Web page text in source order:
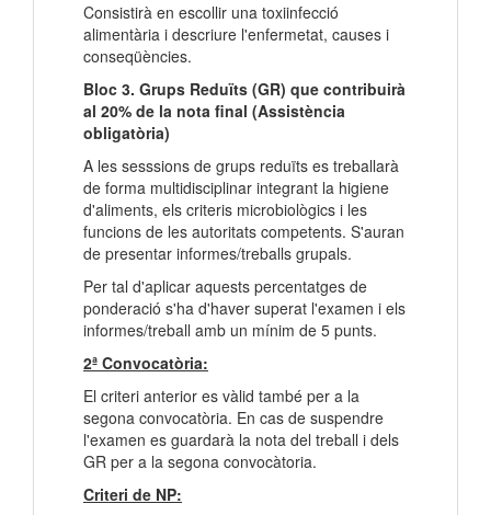
Consistirà en escollir una toxiinfecció
alimentària i descriure l'enfermetat, causes i
conseqüències.
Bloc 3. Grups Reduïts (GR) que contribuirà
al 20% de la nota final (Assistència
obligatòria)
A les sesssions de grups reduïts es treballarà
de forma multidisciplinar integrant la higiene
d'aliments, els criteris microbiològics i les
funcions de les autoritats competents. S'auran
de presentar informes/treballs grupals.
Per tal d'aplicar aquests percentatges de
ponderació s'ha d'haver superat l'examen i els
informes/treball amb un mínim de 5 punts.
2ª Convocatòria:
El criteri anterior es vàlid també per a la
segona convocatòria. En cas de suspendre
l'examen es guardarà la nota del treball i dels
GR per a la segona convocàtoria.
Criteri de NP: